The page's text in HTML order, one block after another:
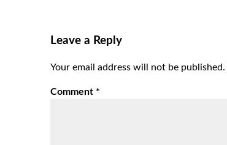
Leave a Reply
Your email address will not be published.
Comment *